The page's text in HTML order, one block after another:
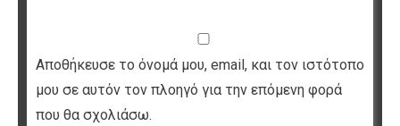
Αποθήκευσε το όνομά μου, email, και τον ιστότοπο
μου σε αυτόν τον πλοηγό για την επόμενη φορά
που θα σχολιάσω.